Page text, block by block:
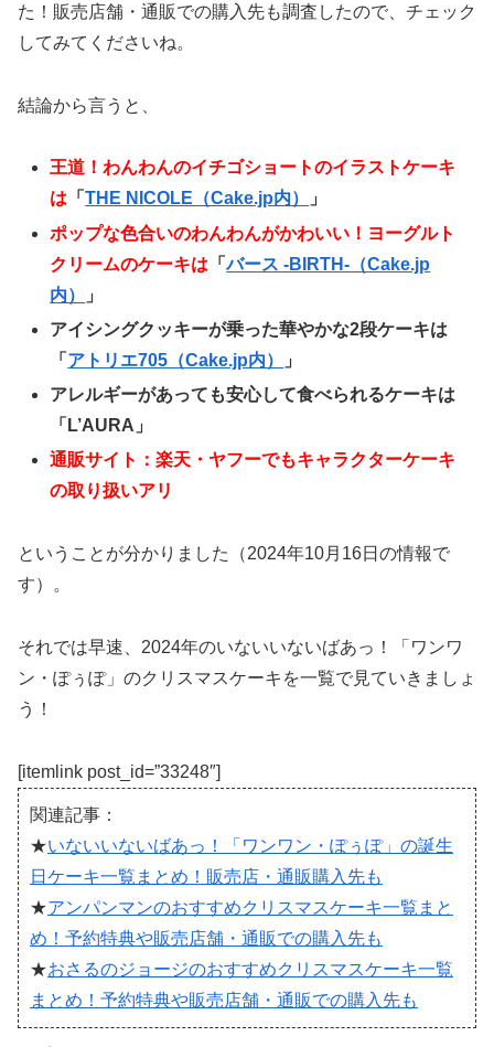
た！販売店舗・通販での購入先も調査したので、チェック
してみてくださいね。
結論から言うと、
王道！わんわんのイチゴショートのイラストケーキ
は 「THE NICOLE（Cake.jp内）
」
ポップな色合いのわんわんがかわいい！ヨーグルト
クリームのケーキは 「バース -BIRTH-（Cake.jp
内）
」
アイシングクッキーが乗った華やかな2段ケーキは
「 アトリエ705（Cake.jp内）
」
アレルギーがあっても安心して食べられるケーキは
「L’AURA」
通販サイト：楽天・ヤフーでもキャラクターケーキ
の取り扱いアリ
ということが分かりました（2024年10月16日の情報で
す）。
それでは早速、2024年のいないいないばあっ！「ワンワ
ン・ぽぅぽ」のクリスマスケーキを一覧で見ていきましょ
う！
[itemlink post_id=”33248″]
関連記事：
★いないいないばあっ！「ワンワン・ぽぅぽ」の誕生
日ケーキ一覧まとめ！販売店・通販購入先も
★アンパンマンのおすすめクリスマスケーキ一覧まと
め！予約特典や販売店舗・通販での購入先も
★おさるのジョージのおすすめクリスマスケーキ一覧
まとめ！予約特典や販売店舗・通販での購入先も